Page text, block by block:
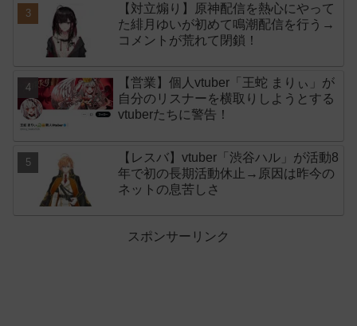
【対立煽り】原神配信を熱心にやって
た緋月ゆいが初めて鳴潮配信を行う→
コメントが荒れて閉鎖！
【営業】個人vtuber「王蛇 まりぃ」が
自分のリスナーを横取りしようとする
vtuberたちに警告！
【レスバ】vtuber「渋谷ハル」が活動8
年で初の長期活動休止→原因は昨今の
ネットの息苦しさ
スポンサーリンク